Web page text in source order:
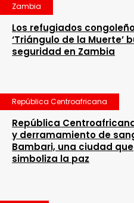
Zambia
Los refugiados
‘Triángulo de la Muerte’
seguridad en Zambia
República Centroafricana
República
y derramamiento de
Bambari, una ciudad que
simboliza la paz